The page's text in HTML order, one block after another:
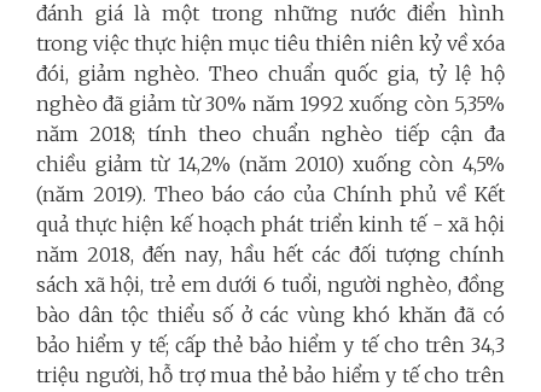
đánh giá là một trong những nước điển hình
trong việc thực hiện mục tiêu thiên niên kỷ về xóa
đói, giảm nghèo. Theo chuẩn quốc gia, tỷ lệ hộ
nghèo đã giảm từ 30% năm 1992 xuống còn 5,35%
năm 2018; tính theo chuẩn nghèo tiếp cận đa
chiều giảm từ 14,2% (năm 2010) xuống còn 4,5%
(năm 2019). Theo báo cáo của Chính phủ vềKết
quả thực hiện kế hoạch phát triển kinh tế - xã hội
năm 2018, đến nay, hầu hết các đối tượng chính
sách xã hội, trẻ em dưới 6 tuổi, người nghèo, đồng
bào dân tộc thiểu số ở các vùng khó khăn đã có
bảo hiểm y tế; cấp thẻ bảo hiểm y tế cho trên 34,3
triệu người, hỗ trợ mua thẻ bảo hiểm y tế cho trên